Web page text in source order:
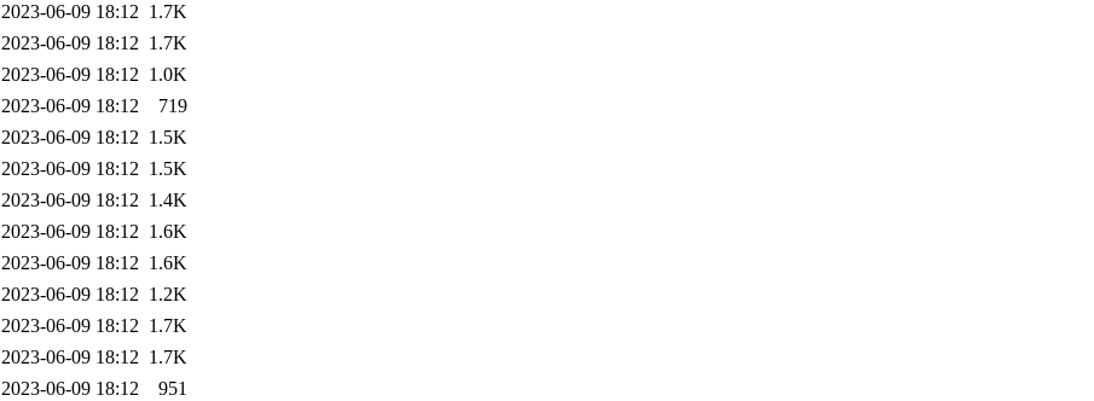
2023-06-09 18:12 1.7K
2023-06-09 18:12 1.7K
2023-06-09 18:12 1.0K
2023-06-09 18:12
719
2023-06-09 18:12 1.5K
2023-06-09 18:12 1.5K
2023-06-09 18:12 1.4K
2023-06-09 18:12 1.6K
2023-06-09 18:12 1.6K
2023-06-09 18:12 1.2K
2023-06-09 18:12 1.7K
2023-06-09 18:12 1.7K
2023-06-09 18:12
951